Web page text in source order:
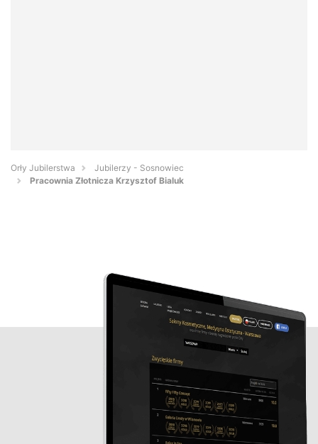
Orły Jubilerstwa
Jubilerzy - Sosnowiec
Pracownia Złotnicza Krzysztof Bialuk